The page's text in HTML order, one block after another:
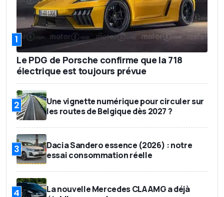
1
Le PDG de Porsche confirme que la 718
électrique est toujours prévue
2
Une vignette numérique pour circuler sur
les routes de Belgique dès 2027 ?
3
Dacia Sandero essence (2026) : notre
essai consommation réelle
4
La nouvelle Mercedes CLA AMG a déjà